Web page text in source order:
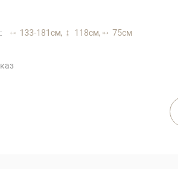
133-181 см, 118 см, 75 см